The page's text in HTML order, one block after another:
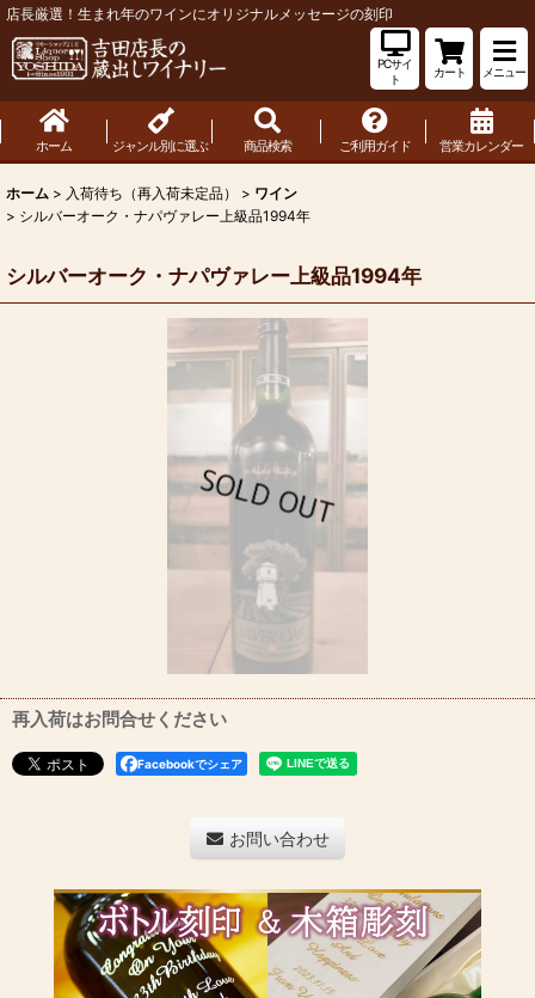
店長厳選！生まれ年のワインにオリジナルメッセージの刻印
PCサイ
ト
カート メニュー
ホーム ジャンル別に選ぶ 商品検索 ご利用ガイド 営業カレンダー
ホーム > 入荷待ち（再入荷未定品） > ワイン
> シルバーオーク・ナパヴァレー上級品1994年
シルバーオーク・ナパヴァレー上級品1994年
再入荷はお問合せください
Facebookでシェア
お問い合わせ